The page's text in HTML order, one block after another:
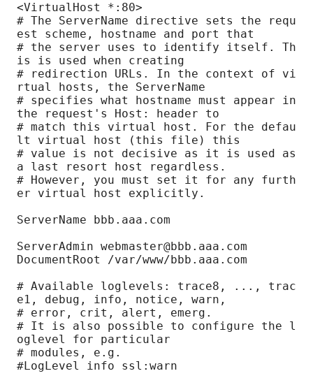
<VirtualHost *:80>
# The ServerName directive sets the requ
est scheme, hostname and port that
# the server uses to identify itself. Th
is is used when creating
# redirection URLs. In the context of vi
rtual hosts, the ServerName
# specifies what hostname must appear in
the request's Host: header to
# match this virtual host. For the defau
lt virtual host (this file) this
# value is not decisive as it is used as
a last resort host regardless.
# However, you must set it for any furth
er virtual host explicitly.
ServerName bbb.aaa.com
ServerAdmin webmaster@bbb.aaa.com
DocumentRoot /var/www/bbb.aaa.com
# Available loglevels: trace8, ..., trac
e1, debug, info, notice, warn,
# error, crit, alert, emerg.
# It is also possible to configure the l
oglevel for particular
# modules, e.g.
#LogLevel info ssl:warn